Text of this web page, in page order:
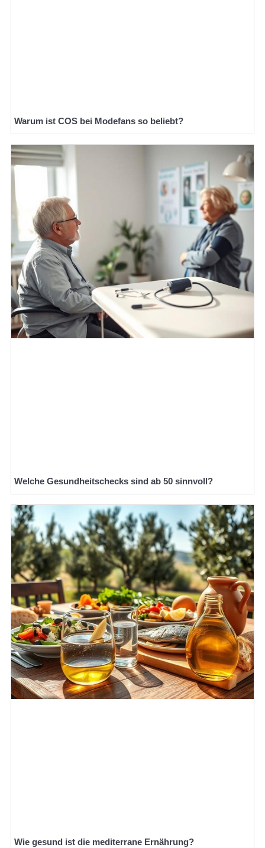
Warum ist COS bei Modefans so beliebt?
Welche Gesundheitschecks sind ab 50 sinnvoll?
Wie gesund ist die mediterrane Ernährung?